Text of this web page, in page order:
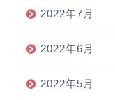
2022年7月
2022年6月
2022年5月